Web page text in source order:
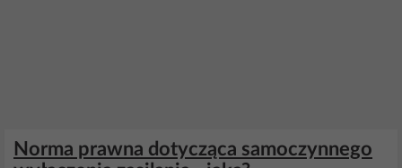
Norma prawna dotycząca samoczynnego